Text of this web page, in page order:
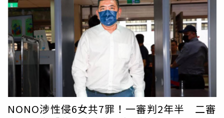
語輕浮部分道歉，但他也指出，對方不斷主動靠近，他反而
想迴避，而李雨禧生活習慣很糟，事後她想多住幾晚他也拒
絕，也幫她找飯店，強調絕對沒越界。當時，李雨禧貼出對
話紀錄試圖證明自己被性騷，但網友卻都不買單，並認為多
米多羅沒不軌意圖，甚至抓包李雨禧在影片下方留言，「你
不喜歡我的ㄋㄟㄋㄟ嗎」、「助理問我有沒有被騷擾，我說
沒有沒有，阿米是正人君子」，李雨禧發完 MeToo
文以後，
卻獨刪這兩則留言，風向也因此一面倒。多米多羅批，台灣
司法很可悲。（圖／翻攝畫面）不過，2024年一審出爐以
NONO涉性侵6女共7罪！一審判2年半 二審